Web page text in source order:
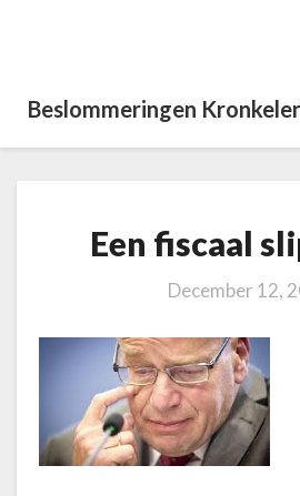
Beslommeringen
E
e
n
i
s
c
a
a
l
Een fiscaal
December 12,